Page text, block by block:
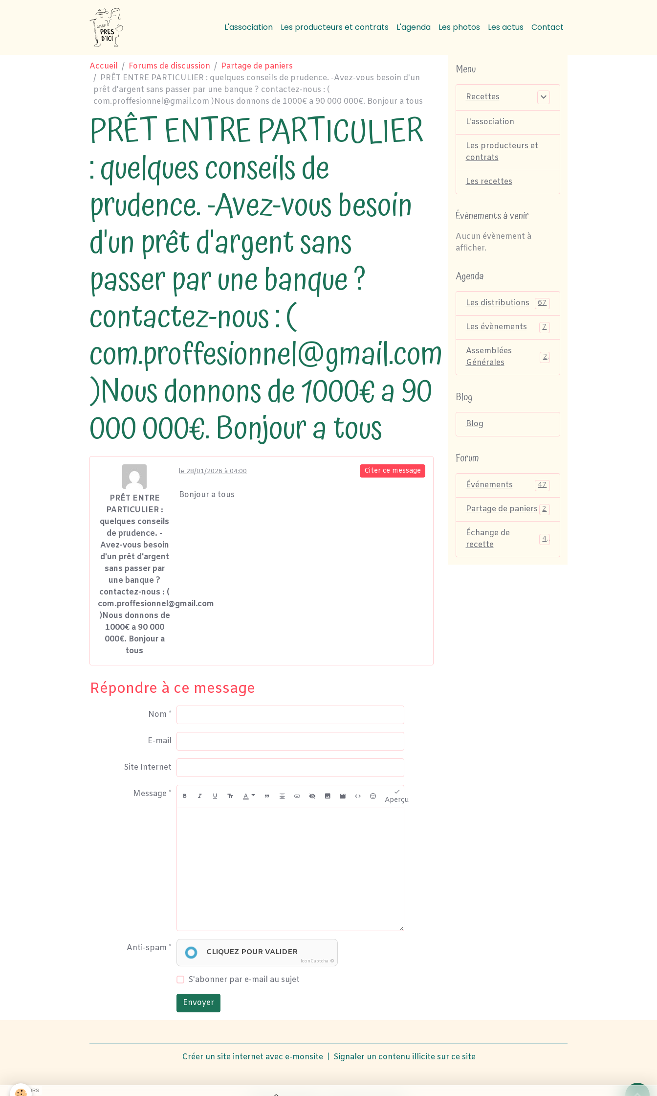
L'association Les producteurs et contrats L'agenda Les photos Les actus Contact
Accueil Forums de discussion
Partage de paniers
PRÊT ENTRE PARTICULIER : quelques conseils de prudence. -Avez-vous besoin d'un
prêt d'argent sans passer par une banque ? contactez-nous : (
com.proffesionnel@gmail.com )Nous donnons de 1000€ a 90 000 000€. Bonjour a tous
PRÊT ENTRE PARTICULIER
: quelques conseils de
prudence. -Avez-vous besoin
d'un prêt d'argent sans
passer par une banque ?
contactez-nous : (
com.proffesionnel@gmail.com
)Nous donnons de 1000€ a 90
000 000€. Bonjour a tous
PRÊT ENTRE
PARTICULIER :
quelques conseils
de prudence. -
Avez-vous besoin
d'un prêt d'argent
sans passer par
une banque ?
contactez-nous : (
com.proffesionnel@gmail.com
)Nous donnons de
1000€ a 90 000
000€. Bonjour a
tous
le 28/01/2026 à 04:00 Citer ce message
Bonjour a tous
Répondre à ce message
Nom
E-mail
Site Internet
Message
Aperçu
Anti-spam CLIQUEZ POUR VALIDER
IconCaptcha ©
S'abonner par e-mail au sujet
Envoyer
Menu
Recettes
L'association
Les producteurs et
contrats
Les recettes
Évènements à venir
Aucun évènement à
afficher.
Agenda
Les distributions 67
Les évènements 7
Assemblées
Générales
2
Blog
Blog
Forum
Événements 47
Partage de paniers 2
Échange de
recette
4
Créer un site internet avec e-monsite Signaler un contenu illicite sur ce site
SPONSORS